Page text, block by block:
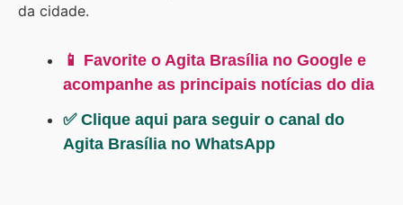
da cidade.
📱 Favorite o Agita Brasília no Google e
acompanhe as principais notícias do dia
✅ Clique aqui para seguir o canal do
Agita Brasília no WhatsApp